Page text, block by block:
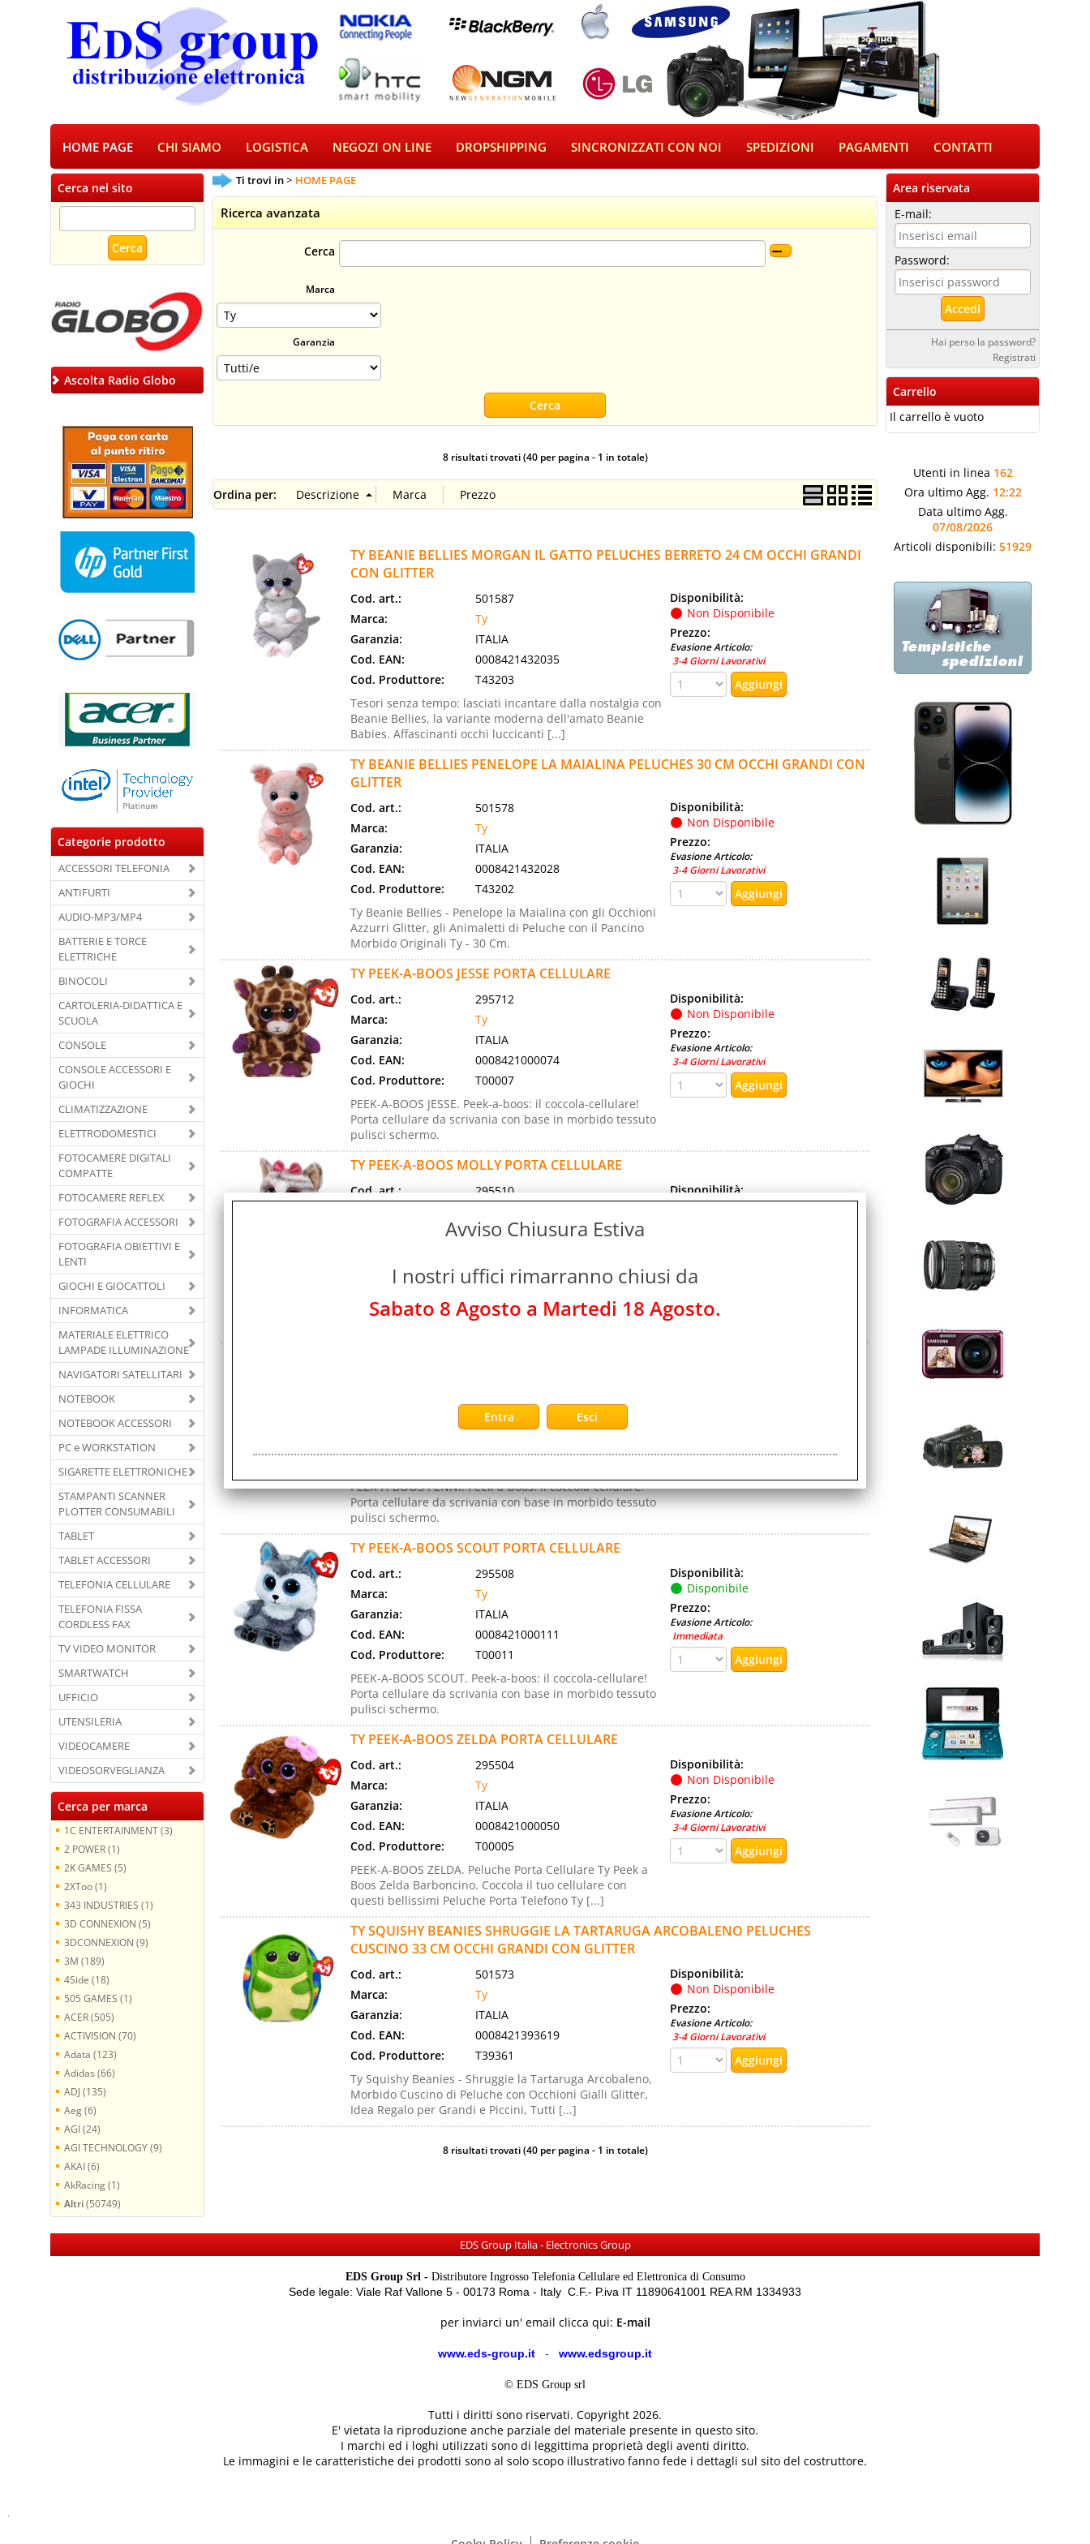
HOME PAGE CHI SIAMO LOGISTICA NEGOZI ON LINE DROPSHIPPING SINCRONIZZATI CON NOI SPEDIZIONI PAGAMENTI CONTATTI
Cerca nel sito
Ascolta Radio Globo
Categorie prodotto
ACCESSORI TELEFONIA
ANTIFURTI
AUDIO-MP3/MP4
BATTERIE E TORCE
ELETTRICHE
BINOCOLI
CARTOLERIA-DIDATTICA E
SCUOLA
CONSOLE
CONSOLE ACCESSORI E
GIOCHI
CLIMATIZZAZIONE
ELETTRODOMESTICI
FOTOCAMERE DIGITALI
COMPATTE
FOTOCAMERE REFLEX
FOTOGRAFIA ACCESSORI
FOTOGRAFIA OBIETTIVI E
LENTI
GIOCHI E GIOCATTOLI
INFORMATICA
MATERIALE ELETTRICO
LAMPADE ILLUMINAZIONE
NAVIGATORI SATELLITARI
NOTEBOOK
NOTEBOOK ACCESSORI
PC e WORKSTATION
SIGARETTE ELETTRONICHE
STAMPANTI SCANNER
PLOTTER CONSUMABILI
TABLET
TABLET ACCESSORI
TELEFONIA CELLULARE
TELEFONIA FISSA
CORDLESS FAX
TV VIDEO MONITOR
SMARTWATCH
UFFICIO
UTENSILERIA
VIDEOCAMERE
VIDEOSORVEGLIANZA
Cerca per marca
1C ENTERTAINMENT (3)
2 POWER (1)
2K GAMES (5)
2XToo (1)
343 INDUSTRIES (1)
3D CONNEXION (5)
3DCONNEXION (9)
3M (189)
4Side (18)
505 GAMES (1)
ACER (505)
ACTIVISION (70)
Adata (123)
Adidas (66)
ADJ (135)
Aeg (6)
AGI (24)
AGI TECHNOLOGY (9)
AKAI (6)
AkRacing (1)
Altri(50749)
Ti trovi in HOME PAGE
Ricerca avanzata
Cerca
Marca
Garanzia
8 risultati trovati (40 per pagina - 1 in totale)
Ordina per:
TY BEANIE BELLIES MORGAN IL GATTO PELUCHES BERRETO 24 CM OCCHI GRANDI
CON GLITTER
Cod. art.:
501587
Marca:
Ty
Garanzia:
ITALIA
Cod. EAN:
0008421432035
Cod. Produttore:
T43203
Tesori senza tempo: lasciati incantare dalla nostalgia con
Beanie Bellies, la variante moderna dell'amato Beanie
Babies. Affascinanti occhi luccicanti [...]
Disponibilità:
Non Disponibile
Prezzo:
Evasione Articolo:
3-4 Giorni Lavorativi
TY BEANIE BELLIES PENELOPE LA MAIALINA PELUCHES 30 CM OCCHI GRANDI CON
GLITTER
Cod. art.:
501578
Marca:
Ty
Garanzia:
ITALIA
Cod. EAN:
0008421432028
Cod. Produttore:
T43202
Ty Beanie Bellies - Penelope la Maialina con gli Occhioni
Azzurri Glitter, gli Animaletti di Peluche con il Pancino
Morbido Originali Ty - 30 Cm.
Disponibilità:
Non Disponibile
Prezzo:
Evasione Articolo:
3-4 Giorni Lavorativi
TY PEEK-A-BOOS JESSE PORTA CELLULARE
Cod. art.:
295712
Marca:
Ty
Garanzia:
ITALIA
Cod. EAN:
0008421000074
Cod. Produttore:
T00007
PEEK-A-BOOS JESSE. Peek-a-boos: il coccola-cellulare!
Porta cellulare da scrivania con base in morbido tessuto
pulisci schermo.
Disponibilità:
Non Disponibile
Prezzo:
Evasione Articolo:
3-4 Giorni Lavorativi
TY PEEK-A-BOOS MOLLY PORTA CELLULARE
Cod. art.:
295510
ITALIA
Cod. Produttore:
T00016
Porta cellulare da scrivania con base in morbido tessuto
Disponibilità:
Non Disponibile
Ty
ITALIA
PEEK-A-BOOS PENNI. Peek-a-boos: il coccola-cellulare!
Porta cellulare da scrivania con base in morbido tessuto
pulisci schermo.
TY PEEK-A-BOOS SCOUT PORTA CELLULARE
Cod. art.:
295508
Marca:
Ty
Garanzia:
ITALIA
Cod. EAN:
0008421000111
Cod. Produttore:
T00011
PEEK-A-BOOS SCOUT. Peek-a-boos: il coccola-cellulare!
Porta cellulare da scrivania con base in morbido tessuto
pulisci schermo.
Disponibilità:
Disponibile
Prezzo:
Evasione Articolo:
Immediata
TY PEEK-A-BOOS ZELDA PORTA CELLULARE
Cod. art.:
295504
Marca:
Ty
Garanzia:
ITALIA
Cod. EAN:
0008421000050
Cod. Produttore:
T00005
PEEK-A-BOOS ZELDA. Peluche Porta Cellulare Ty Peek a
Boos Zelda Barboncino. Coccola il tuo cellulare con
questi bellissimi Peluche Porta Telefono Ty [...]
Disponibilità:
Non Disponibile
Prezzo:
Evasione Articolo:
3-4 Giorni Lavorativi
TY SQUISHY BEANIES SHRUGGIE LA TARTARUGA ARCOBALENO PELUCHES
CUSCINO 33 CM OCCHI GRANDI CON GLITTER
Cod. art.:
501573
Marca:
Ty
Garanzia:
ITALIA
Cod. EAN:
0008421393619
Cod. Produttore:
T39361
Ty Squishy Beanies - Shruggie la Tartaruga Arcobaleno,
Morbido Cuscino di Peluche con Occhioni Gialli Glitter,
Idea Regalo per Grandi e Piccini, Tutti [...]
Disponibilità:
Non Disponibile
Prezzo:
Evasione Articolo:
3-4 Giorni Lavorativi
8 risultati trovati (40 per pagina - 1 in totale)
Area riservata
E-mail:
Password:
Hai perso la password?
Registrati
Carrello
Il carrello è vuoto
Utenti in linea 162
Ora ultimo Agg. 12:22
Data ultimo Agg.
07/08/2026
Articoli disponibili: 51929
EDS Group Italia - Electronics Group
EDS Group Srl -Distributore Ingrosso Telefonia Cellulare ed Elettronica di Consumo
Sede legale: Viale Raf Vallone 5 - 00173 Roma - Italy C.F.- P.iva IT 11890641001 REA RM 1334933
per inviarci un' email clicca qui: E-mail
www.eds-group.it - www.edsgroup.it
© EDS Group srl
Tutti i diritti sono riservati. Copyright 2026.
E' vietata la riproduzione anche parziale del materiale presente in questo sito.
I marchi ed i loghi utilizzati sono di leggittima proprietà degli aventi diritto.
Le immagini e le caratteristiche dei prodotti sono al solo scopo illustrativo fanno fede i dettagli sul sito del costruttore.
Avviso Chiusura Estiva
I nostri uffici rimarranno chiusi da
Sabato 8 Agosto a Martedi 18 Agosto.